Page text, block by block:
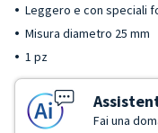
Leggero e con speciali
Misura diametro 25 mm
1 pz
Fai una